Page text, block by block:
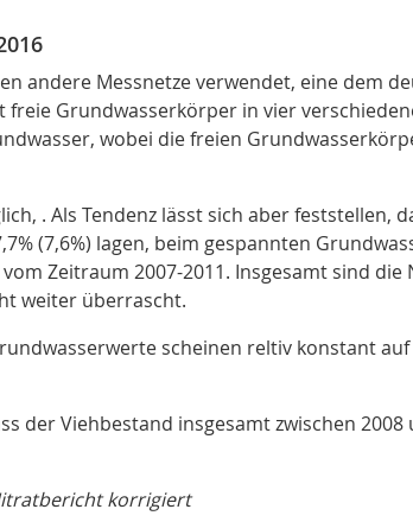
andere Messnetze verwendet, eine dem
Grundwasserkörper in vier
wobei die freien
. Als Tendenz lässt sich aber feststellen,
(7,6%) lagen, beim gespannten
Zeitraum 2007-2011. Insgesamt sind
weiter überrascht.
scheinen reltiv konstant
der Viehbestand insgesamt zwischen
korrigiert